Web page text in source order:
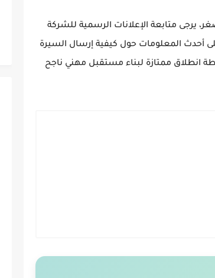
يرجى متابعة الإعلانات الرسمية للشركة
أحدث المعلومات حول كيفية إرسال السيرة
انطلاق ممتازة لبناء مستقبل مهني ناجح